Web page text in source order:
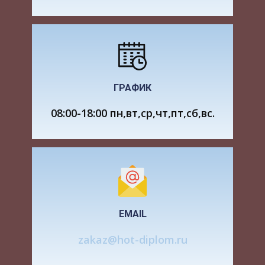
растворения выделяется тепло, а к другой –
Сначала Ломоносов растворял тонкую
железную проволоку в азотной кислоте разной
концентрации, наблюдая через микроскоп ход
отбрасываемых частиц с бесчисленными
Ломоносов обратил внимание, что при
растворении металлов в кислотах наблюдается
охлаждение. Затем он определял количество
ГРАФИК
08:00-18:00 пн,вт,ср,чт,пт,сб,вс.
EMAIL
zakaz@hot-diplom.ru